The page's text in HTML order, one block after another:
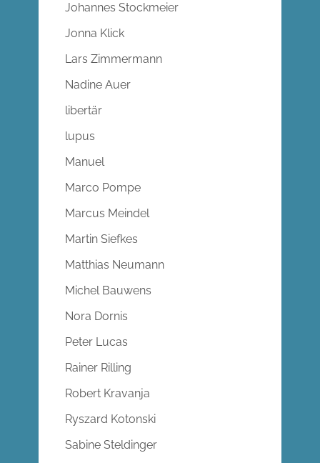
Johannes Stockmeier
Jonna Klick
Lars Zimmermann
Nadine Auer
libertär
lupus
Manuel
Marco Pompe
Marcus Meindel
Martin Siefkes
Matthias Neumann
Michel Bauwens
Nora Dornis
Peter Lucas
Rainer Rilling
Robert Kravanja
Ryszard Kotonski
Sabine Steldinger